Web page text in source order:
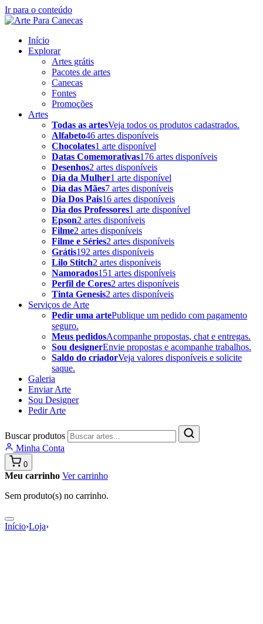
Ir para o conteúdo
Início
Explorar
Artes grátis
Pacotes de artes
Canecas
Fontes
Promoções
Artes
Todas as artesVeja todos os produtos cadastrados.
Alfabeto46 artes disponíveis
Chocolates1 arte disponível
Datas Comemorativas176 artes disponíveis
Desenhos2 artes disponíveis
Dia da Mulher1 arte disponível
Dia das Mães7 artes disponíveis
Dia Dos Pais16 artes disponíveis
Dia dos Professores1 arte disponível
Epson2 artes disponíveis
Filme2 artes disponíveis
Filme e Séries2 artes disponíveis
Grátis192 artes disponíveis
Lilo Stitch2 artes disponíveis
Namorados151 artes disponíveis
Perfil de Cores2 artes disponíveis
Tinta Genesis2 artes disponíveis
Serviços de Arte
Pedir uma artePublique um pedido com pagamento
seguro.
Meus pedidosAcompanhe propostas, chat e entregas.
Sou designerEnvie propostas e acompanhe trabalhos.
Saldo do criadorVeja valores disponíveis e solicite
saque.
Galeria
Enviar Arte
Sou Designer
Pedir Arte
Buscar produtos
Minha Conta
0
Meu carrinho Ver carrinho
Sem produto(s) no carrinho.
Início›Loja›